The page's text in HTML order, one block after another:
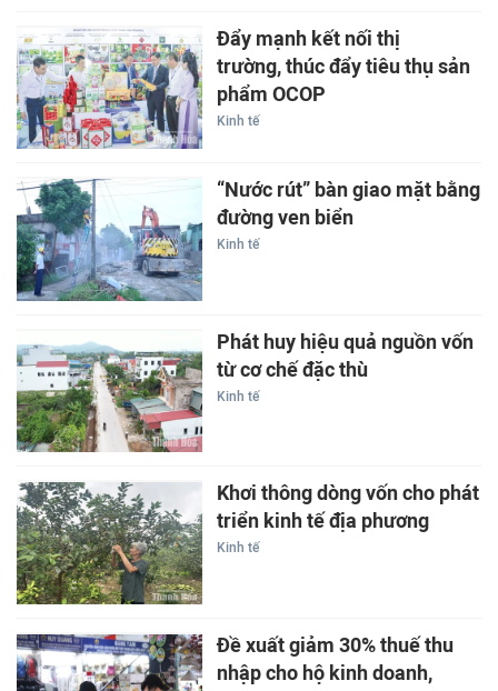
Đẩy mạnh kết nối thị
trường, thúc đẩy tiêu thụ sản
phẩm OCOP
Kinh tế
“Nước rút” bàn giao mặt bằng
đường ven biển
Kinh tế
Phát huy hiệu quả nguồn vốn
từ cơ chế đặc thù
Kinh tế
Khơi thông dòng vốn cho phát
triển kinh tế địa phương
Kinh tế
Đề xuất giảm 30% thuế thu
nhập cho hộ kinh doanh,